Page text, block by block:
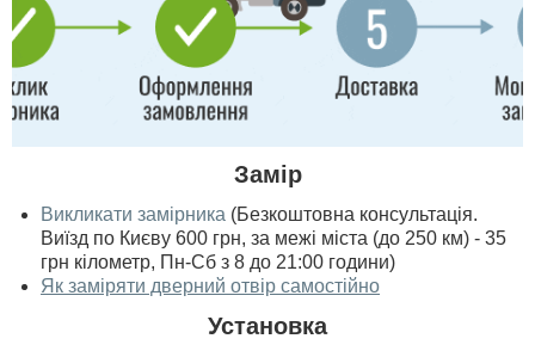
Замір
Викликати замірника (Безкоштовна консультація.
Виїзд по Києву 600 грн, за межі міста (до 250 км) - 35
грн кілометр, Пн-Сб з 8 до 21:00 години)
Як заміряти дверний отвір самостійно
Установка